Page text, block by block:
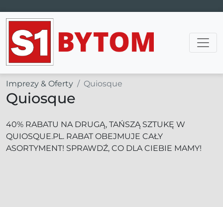
Main Navigation
Imprezy & Oferty Quiosque
Quiosque
40% RABATU NA DRUGĄ, TAŃSZĄ SZTUKĘ W
QUIOSQUE.PL. RABAT OBEJMUJE CAŁY
ASORTYMENT! SPRAWDŹ, CO DLA CIEBIE MAMY!